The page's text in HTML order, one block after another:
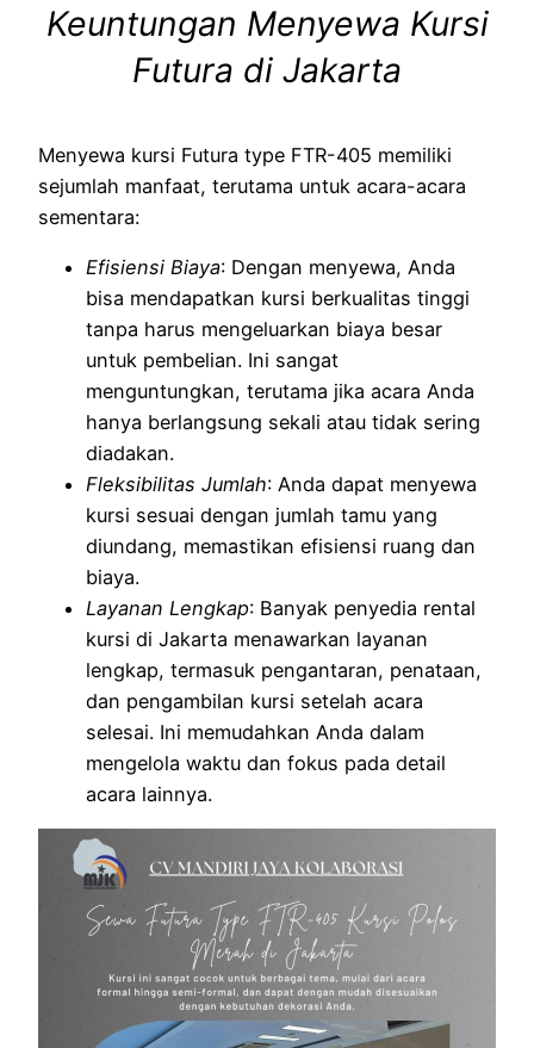
Keuntungan Menyewa Kursi
Futura di Jakarta
Menyewa kursi Futura type FTR-405 memiliki
sejumlah manfaat, terutama untuk acara-acara
sementara:
Efisiensi Biaya: Dengan menyewa, Anda
bisa mendapatkan kursi berkualitas tinggi
tanpa harus mengeluarkan biaya besar
untuk pembelian. Ini sangat
menguntungkan, terutama jika acara Anda
hanya berlangsung sekali atau tidak sering
diadakan.
Fleksibilitas Jumlah: Anda dapat menyewa
kursi sesuai dengan jumlah tamu yang
diundang, memastikan efisiensi ruang dan
biaya.
Layanan Lengkap: Banyak penyedia rental
kursi di Jakarta menawarkan layanan
lengkap, termasuk pengantaran, penataan,
dan pengambilan kursi setelah acara
selesai. Ini memudahkan Anda dalam
mengelola waktu dan fokus pada detail
acara lainnya.